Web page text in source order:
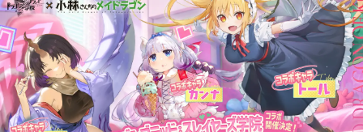
ピックアップ
電ファミのいま読まれている記事ランキング
アプリセール情報
インタビュー